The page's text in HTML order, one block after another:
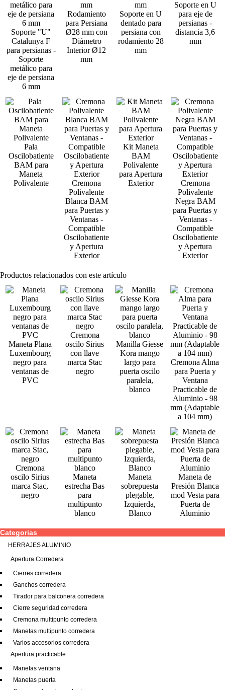
Soporte "U"
Catalunya F
para persianas -
Soporte
metálico para
eje de persiana
6 mm
Rodamiento
para Persiana
Ø28 mm con
Diámetro
Interior Ø12
mm
Soporte en U
dentado para
persiana con
rodamiento 28
mm
Soporte en U
para eje de
persianas -
distancia 3,6
mm
Pala
Oscilobatiente
BAM para
Maneta
Polivalente
Cremona
Polivalente
Blanca BAM
para Puertas y
Ventanas -
Compatible
Oscilobatiente
y Apertura
Exterior
Kit Maneta
BAM
Polivalente
para Apertura
Exterior
Cremona
Polivalente
Negra BAM
para Puertas y
Ventanas -
Compatible
Oscilobatiente
y Apertura
Exterior
Productos relacionados con este artículo
Maneta Plana
Luxembourg
negro para
ventanas de
PVC
Cremona
oscilo Sirius
con llave
marca Stac
negro
Manilla Giesse
Kora mango
largo para
puerta oscilo
paralela,
blanco
Cremona Alma
para Puerta y
Ventana
Practicable de
Aluminio - 98
mm (Adaptable
a 104 mm)
Cremona
oscilo Sirius
marca Stac,
negro
Maneta
estrecha Bas
para
multipunto
blanco
Maneta
sobrepuesta
plegable,
Izquierda,
Blanco
Maneta de
Presión Blanca
mod Vesta para
Puerta de
Aluminio
Categorias
HERRAJES ALUMINIO
Apertura Corredera
Cierres corredera
Ganchos corredera
Tirador para balconera corredera
Cierre seguridad corredera
Cremona multipunto corredera
Manetas multipunto corredera
Varios accesorios corredera
Apertura practicable
Manetas ventana
Manetas puerta